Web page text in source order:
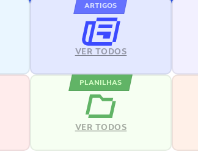
ARTIGOS
VER TODOS
PLANILHAS
VER TODOS